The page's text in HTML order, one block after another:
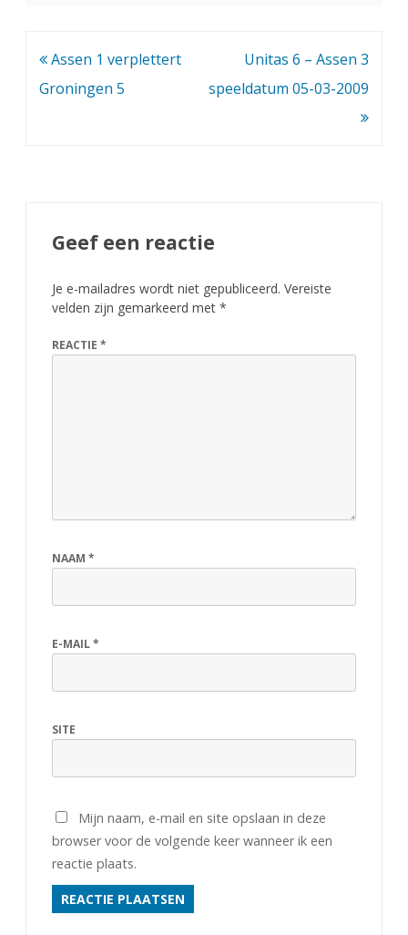
Bericht
navigatie
Assen 1 verplettert
Groningen 5
Unitas 6 – Assen 3
speeldatum 05-03-2009
Geef een reactie
Je e-mailadres wordt niet gepubliceerd. Vereiste
velden zijn gemarkeerd met *
REACTIE *
NAAM *
E-MAIL*
SITE
Mijn naam, e-mail en site opslaan in deze
browser voor de volgende keer wanneer ik een
reactie plaats.